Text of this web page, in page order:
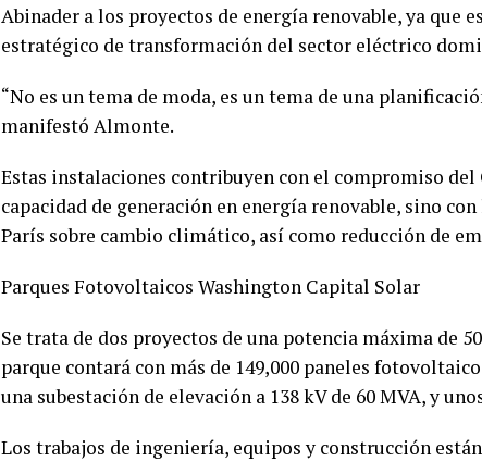
Abinader a los proyectos de energía renovable, ya que
estratégico de transformación del sector eléctrico
“No es un tema de moda, es un tema de una
manifestó Almonte.
Estas instalaciones contribuyen con el compromiso
capacidad de generación en energía renovable, sino
París sobre cambio climático, así como reducción de
Parques Fotovoltaicos Washington Capital Solar
Se trata de dos proyectos de una potencia máxima de
parque contará con más de 149,000 paneles
una subestación de elevación a 138 kV de 60 MVA, y
Los trabajos de ingeniería, equipos y construcción